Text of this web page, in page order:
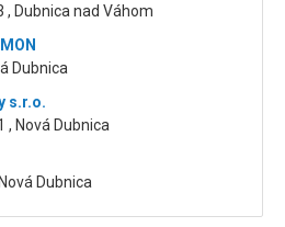
, Dubnica nad Váhom
Dubnica
s.r.o.
, Nová Dubnica
Dubnica